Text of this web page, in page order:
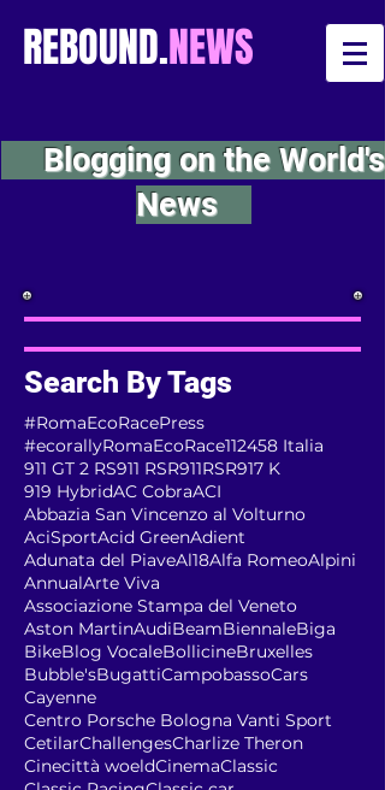
REBOUND.NEWS
Blogging on the World's
News
Search By Tags
#RomaEcoRacePress
#ecorallyRomaEcoRace112458 Italia
911 GT 2 RS911 RSR911RSR917 K
919 HybridAC CobraACI
Abbazia San Vincenzo al Volturno
AciSportAcid GreenAdient
Adunata del PiaveAl18Alfa RomeoAlpini
AnnualArte Viva
Associazione Stampa del Veneto
Aston MartinAudiBeamBiennaleBiga
BikeBlog VocaleBollicineBruxelles
Bubble'sBugattiCampobassoCars
Cayenne
Centro Porsche Bologna Vanti Sport
CetilarChallengesCharlize Theron
Cinecittà woeldCinemaClassic